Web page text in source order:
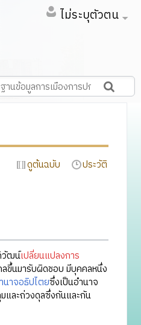
ไม่ระบุตัวตน
ดูต้นฉบับ ประวัติ
วัฒน์เปลี่ยนแปลงการ
ขึ้นมารับผิดชอบ มีบุคคลหนึ่ง
นาจอธิปไตยซึ่งเป็นอำนาจ
และถ่วงดุลซึ่งกันและกัน